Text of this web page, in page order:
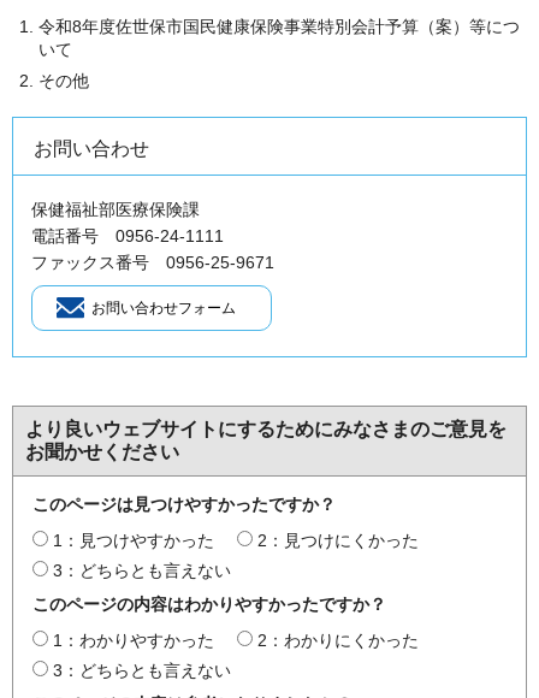
令和8年度佐世保市国民健康保険事業特別会計予算（案）等につ
いて
その他
お問い合わせ
保健福祉部医療保険課
電話番号 0956-24-1111
ファックス番号 0956-25-9671
より良いウェブサイトにするためにみなさまのご意見を
お聞かせください
このページは見つけやすかったですか？
1：見つけやすかった
2：見つけにくかった
3：どちらとも言えない
このページの内容はわかりやすかったですか？
1：わかりやすかった
2：わかりにくかった
3：どちらとも言えない